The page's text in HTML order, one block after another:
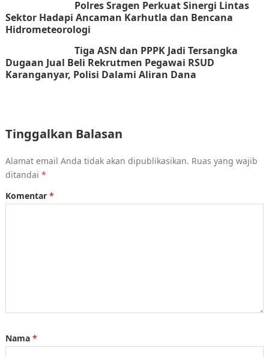
Polres Sragen Perkuat Sinergi Lintas
Sektor Hadapi Ancaman Karhutla dan Bencana
Hidrometeorologi
Tiga ASN dan PPPK Jadi Tersangka
Dugaan Jual Beli Rekrutmen Pegawai RSUD
Karanganyar, Polisi Dalami Aliran Dana
Tinggalkan Balasan
Alamat email Anda tidak akan dipublikasikan. Ruas yang wajib
ditandai *
Komentar *
Nama *